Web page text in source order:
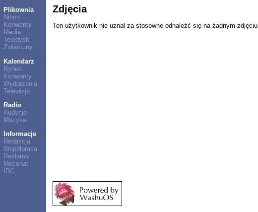
Plikownia
Nihon
Konwenty
Media
Teledyski
Zwiastuny
Kalendarz
Rynek
Konwenty
Wydarzenia
Telewizja
Radio
Audycje
Muzyka
Informacje
Redakcja
Współpraca
Reklama
Mecenat
IRC
Zdjęcia
Ten użytkownik nie uznał za stosowne odnaleźć się na żadnym zdjęciu.